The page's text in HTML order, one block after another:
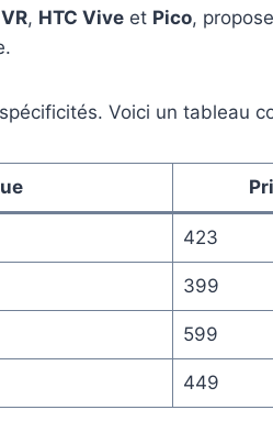
, HTC Vive et Pico,
Voici un tableau
423
399
599
449